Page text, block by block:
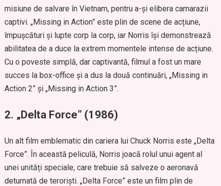
misiune de salvare în Vietnam, pentru a-și elibera camarazii
captivi. „Missing in Action” este plin de scene de acțiune,
împușcături și lupte corp la corp, iar Norris își demonstrează
abilitatea de a duce la extrem momentele intense de acțiune.
Cu o poveste simplă, dar captivantă, filmul a fost un mare
succes la box-office și a dus la două continuări, „Missing in
Action 2” și „Missing in Action 3”.
2. „Delta Force” (1986)
Un alt film emblematic din cariera lui Chuck Norris este „Delta
Force”. În această peliculă, Norris joacă rolul unui agent al
unei unități speciale, care trebuie să salveze o aeronavă
deturnată de teroriști. „Delta Force” este un film plin de